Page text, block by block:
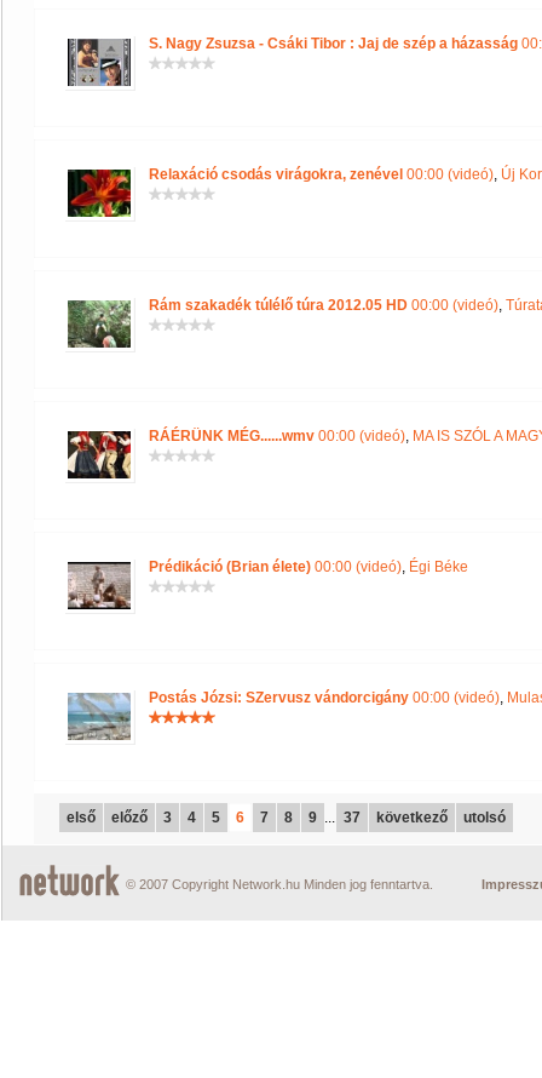
S. Nagy Zsuzsa - Csáki Tibor : Jaj de szép a házasság
Relaxáció csodás virágokra, zenével 00:00 (videó), Új
Rám szakadék túlélő túra 2012.05 HD 00:00 (videó),
RÁÉRÜNK MÉG......wmv 00:00 (videó), MA IS SZÓL A
Prédikáció (Brian élete) 00:00 (videó), Égi Béke
Postás Józsi: SZervusz vándorcigány 00:00 (videó),
első előző 3 4 5 6 7 8 9 ... 37 következő utolsó
© 2007 Copyright Network.hu Minden jog fenntartva.